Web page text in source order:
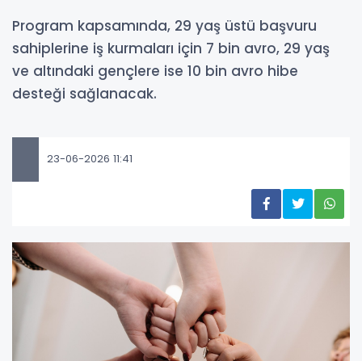
Program kapsamında, 29 yaş üstü başvuru
sahiplerine iş kurmaları için 7 bin avro, 29 yaş
ve altındaki gençlere ise 10 bin avro hibe
desteği sağlanacak.
23-06-2026 11:41